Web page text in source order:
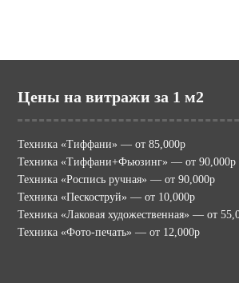
Цены на витражи за 1 м2
Техника «Тиффани» — от 85,000р
Техника «Тиффани+Фьюзинг» — от 90,000р
Техника «Роспись ручная» — от 90,000р
Техника «Пескоструй» — от 10,000р
Техника «Лаковая художественная» — от
Техника «Фото-печать» — от 12,000р